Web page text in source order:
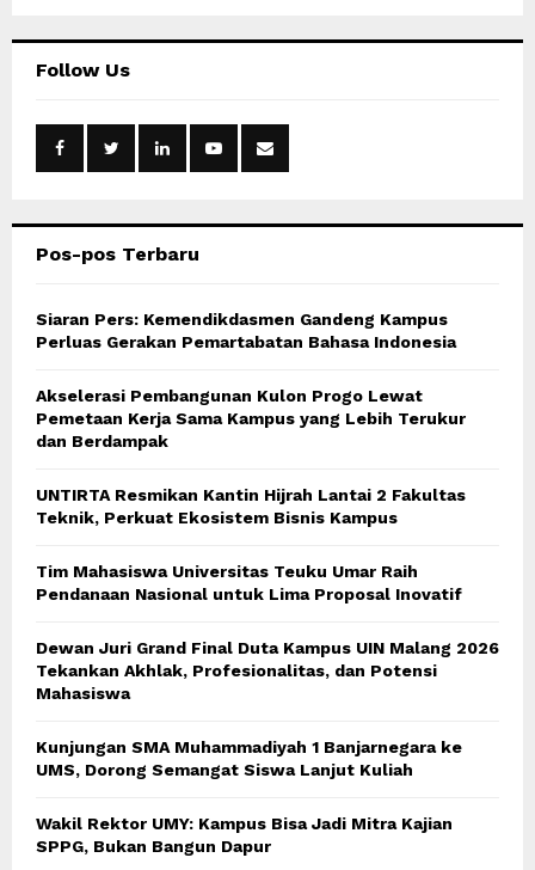
hFollow Us
Pos-pos Terbaru
Siaran Pers: Kemendikdasmen Gandeng Kampus
Perluas Gerakan Pemartabatan Bahasa Indonesia
Akselerasi Pembangunan Kulon Progo Lewat
Pemetaan Kerja Sama Kampus yang Lebih Terukur
dan Berdampak
UNTIRTA Resmikan Kantin Hijrah Lantai 2 Fakultas
Teknik, Perkuat Ekosistem Bisnis Kampus
Tim Mahasiswa Universitas Teuku Umar Raih
Pendanaan Nasional untuk Lima Proposal Inovatif
Dewan Juri Grand Final Duta Kampus UIN Malang 2026
Tekankan Akhlak, Profesionalitas, dan Potensi
Mahasiswa
Kunjungan SMA Muhammadiyah 1 Banjarnegara ke
UMS, Dorong Semangat Siswa Lanjut Kuliah
Wakil Rektor UMY: Kampus Bisa Jadi Mitra Kajian
SPPG, Bukan Bangun Dapur